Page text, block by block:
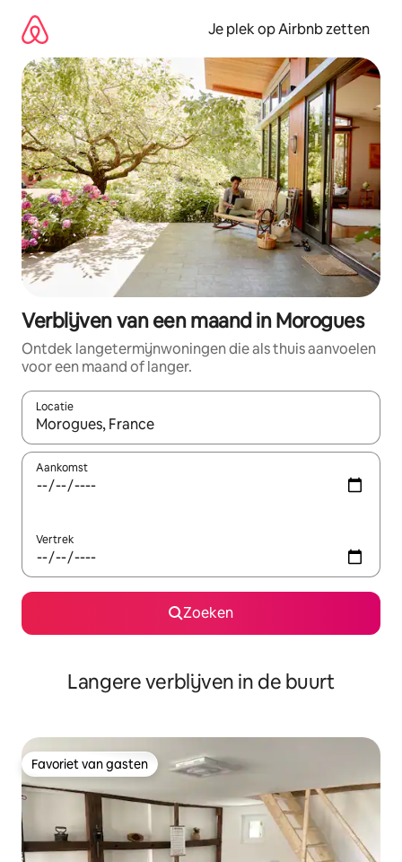
direct
naar
inhoud
Je plek op Airbnb zetten
Verblijven van een maand in Morogues
Ontdek langetermijnwoningen die als thuis aanvoelen
voor een maand of langer.
Locatie
Wanneer er resultaten beschikbaar zijn, maak je een keuze
Aankomst
Vertrek
Zoeken
Langere verblijven in de buurt
Favoriet van gasten
Favoriet van gasten